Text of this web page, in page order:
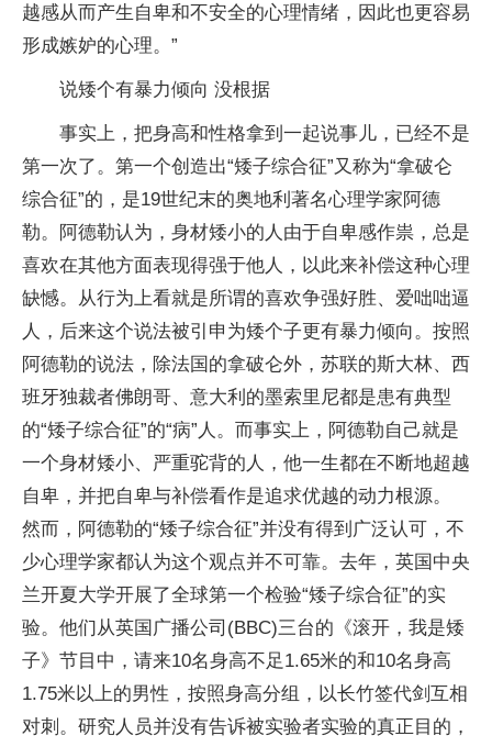
越感从而产生自卑和不安全的心理情绪，因此也更容易
形成嫉妒的心理。”
说矮个有暴力倾向 没根据
事实上，把身高和性格拿到一起说事儿，已经不是
第一次了。第一个创造出“矮子综合征”又称为“拿破仑
综合征”的，是19世纪末的奥地利著名心理学家阿德
勒。阿德勒认为，身材矮小的人由于自卑感作祟，总是
喜欢在其他方面表现得强于他人，以此来补偿这种心理
缺憾。从行为上看就是所谓的喜欢争强好胜、爱咄咄逼
人，后来这个说法被引申为矮个子更有暴力倾向。按照
阿德勒的说法，除法国的拿破仑外，苏联的斯大林、西
班牙独裁者佛朗哥、意大利的墨索里尼都是患有典型
的“矮子综合征”的“病”人。而事实上，阿德勒自己就是
一个身材矮小、严重驼背的人，他一生都在不断地超越
自卑，并把自卑与补偿看作是追求优越的动力根源。
然而，阿德勒的“矮子综合征”并没有得到广泛认可，不
少心理学家都认为这个观点并不可靠。去年，英国中央
兰开夏大学开展了全球第一个检验“矮子综合征”的实
验。他们从英国广播公司(BBC)三台的《滚开，我是矮
子》节目中，请来10名身高不足1.65米的和10名身高
1.75米以上的男性，按照身高分组，以长竹签代剑互相
对刺。研究人员并没有告诉被实验者实验的真正目的，